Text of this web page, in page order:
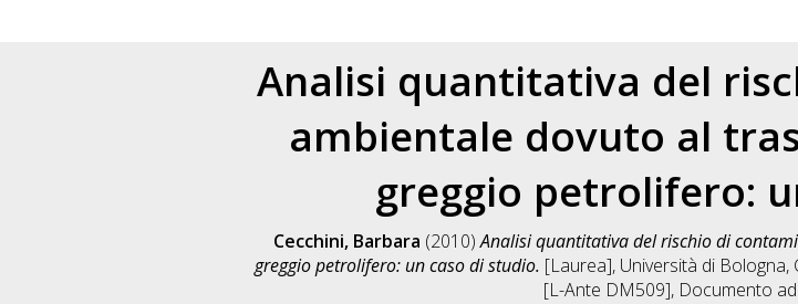
Analisi quantitativa del
ambientale dovuto al
greggio petrolifero:
Cecchini, Barbara (2010)Analisi quantitativa del rischio di
greggio petrolifero: un caso di studio. [Laurea], Università di Bologna,
[L-Ante DM509], Documento